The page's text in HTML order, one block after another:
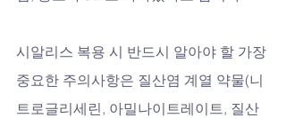
시알리스 복용 시 반드시 알아야 할 가장
중요한 주의사항은 질산염 계열 약물(니
트로글리세린, 아밀나이트레이트, 질산